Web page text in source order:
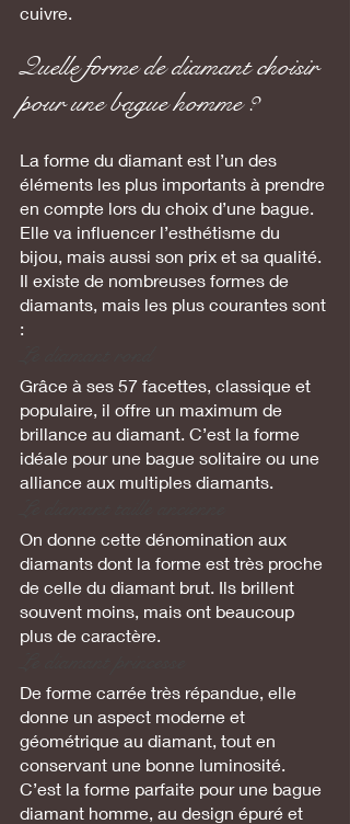
cuivre.
Quelle forme de diamant choisir
pour une bague homme ?
La forme du diamant est l’un des
éléments les plus importants à prendre
en compte lors du choix d’une bague.
Elle va influencer l’esthétisme du
bijou, mais aussi son prix et sa qualité.
Il existe de nombreuses formes de
diamants, mais les plus courantes sont
:
Grâce à ses 57 facettes, classique et
populaire, il offre un maximum de
brillance au diamant. C’est la forme
idéale pour une bague solitaire ou une
alliance aux multiples diamants.
On donne cette dénomination aux
diamants dont la forme est très proche
de celle du diamant brut. Ils brillent
souvent moins, mais ont beaucoup
plus de caractère.
De forme carrée très répandue, elle
donne un aspect moderne et
géométrique au diamant, tout en
conservant une bonne luminosité.
C’est la forme parfaite pour une bague
diamant homme, au design épuré et